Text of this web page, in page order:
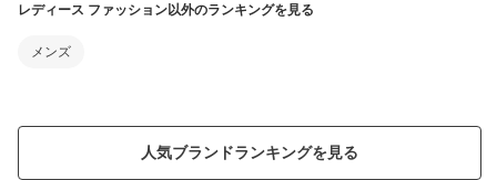
レディース ファッション以外のランキングを見る
メンズ
人気ブランドランキングを見る